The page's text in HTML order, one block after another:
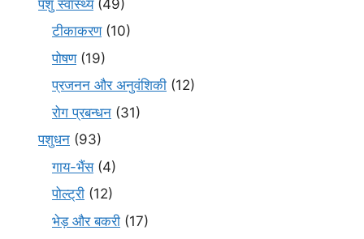
पशु स्वास्थ्य(49)
टीकाकरण(10)
पोषण(19)
प्रजनन और अनुवंशिकी (12)
रोग प्रबन्धन (31)
पशुधन (93)
गाय-भैंस(4)
पोल्ट्री (12)
भेड़ और बकरी (17)